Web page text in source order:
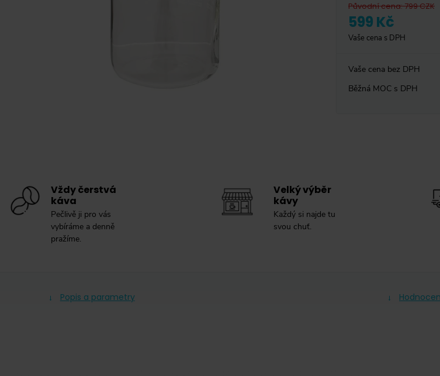
Původní cena:799CZK
599 Kč
Vaše cena s DPH
Vaše cena bez DPH
Běžná MOC s DPH
Vždy čerstvá
káva
Pečlivě ji pro vás
vybíráme a denně
pražíme.
Velký výběr
kávy
Každý si najde tu
svou chuť.
Popis a parametry